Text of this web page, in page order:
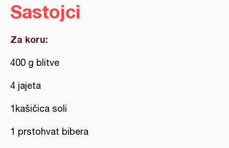
Sastojci
Za koru:
400 g blitve
4 jajeta
1kašičica soli
1 prstohvat bibera